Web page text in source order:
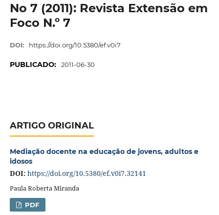
No 7 (2011): Revista Extensão em
Foco N.º 7
DOI: https://doi.org/10.5380/ef.v0i7
PUBLICADO: 2011-06-30
ARTIGO ORIGINAL
Mediação docente na educação de jovens, adultos e
idosos
DOI: https://doi.org/10.5380/ef.v0i7.32141
Paula Roberta Miranda
PDF